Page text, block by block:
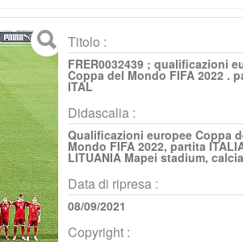
Titolo :
FRER0032439 ; qualificazioni
Coppa del Mondo FIFA 2022 .
ITAL
Didascalia :
Qualificazioni europee Coppa
Mondo FIFA 2022, partita
LITUANIA Mapei stadium,
Data di ripresa :
08/09/2021
Copyright :